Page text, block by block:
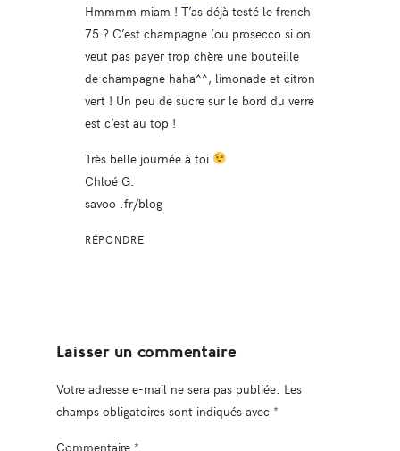
Hmmmm miam ! T’as déjà testé le french
75 ? C’est champagne (ou prosecco si on
veut pas payer trop chère une bouteille
de champagne haha^^, limonade et citron
vert ! Un peu de sucre sur le bord du verre
est c’est au top !
Très belle journée à toi
Chloé G.
savoo .fr/blog
RÉPONDRE
Laisser un commentaire
Votre adresse e-mail ne sera pas publiée. Les
champs obligatoires sont indiqués avec *
Commentaire *